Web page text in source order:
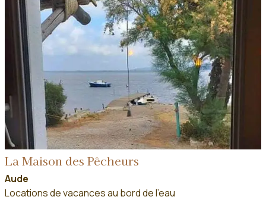
La Maison des Pêcheurs
Aude
Locations de vacances au bord de l'eau